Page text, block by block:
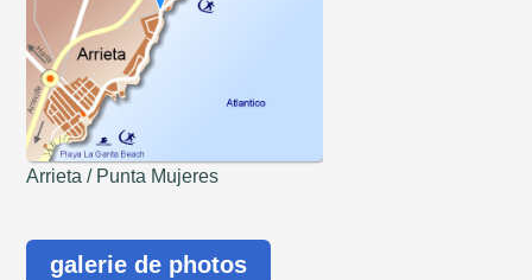
Arrieta / Punta Mujeres
galerie de photos